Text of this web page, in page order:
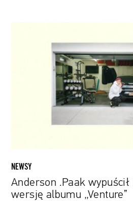
NEWSY
Anderson .Paak
wersję albumu „Venture”